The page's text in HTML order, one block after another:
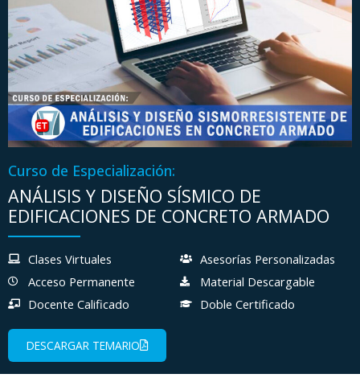
Curso de Especialización:
ANÁLISIS Y DISEÑO SÍSMICO DE
EDIFICACIONES DE CONCRETO ARMADO
Clases Virtuales
Acceso Permanente
Docente Calificado
Asesorías Personalizadas
Material Descargable
Doble Certificado
DESCARGAR TEMARIO